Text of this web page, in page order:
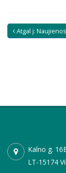
Atgal į: Naujienos
Kalno g.
LT-15174